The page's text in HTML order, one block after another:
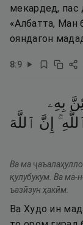
мекардед, пас
«Албатта, Ман
ояндагон
8:9
بِهِۦ
إِنَّ ٱللَّهَ
Ва ма
қулубукум. Ва ма-
ъазӣзун ҳакӣм.
Ва Худо ин